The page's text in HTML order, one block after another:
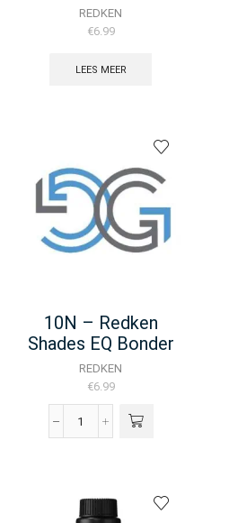
REDKEN
€6.99
LEES MEER
10N – Redken
Shades EQ Bonder
Inside – 60ML
REDKEN
€6.99
10N
EQ
Bonder